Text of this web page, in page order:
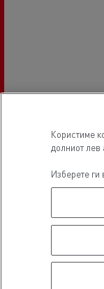
Користиме
долниот лев
Изберете ги